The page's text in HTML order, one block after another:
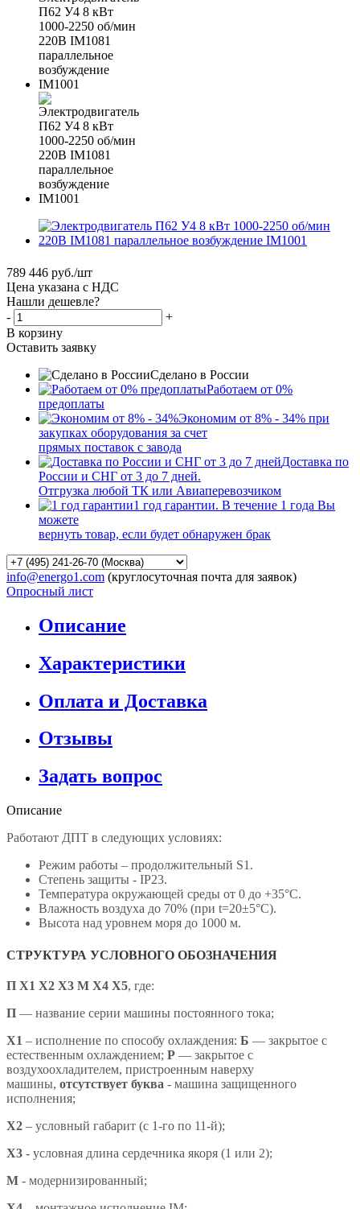
789 446 руб./шт
Цена указана с НДС
Нашли дешевле?
-
+
В корзину
Оставить заявку
Сделано в России
Работаем от 0%
предоплаты
Экономим от 8% - 34% при
закупках оборудования за счет
прямых поставок с завода
Доставка по
России и СНГ от 3 до 7 дней.
Отгрузка любой ТК или Авиаперевозчиком
1 год гарантии. В течение 1 года Вы
можете
вернуть товар, если будет обнаружен брак
info@energo1.com (круглосуточная почта для заявок)
Опросный лист
Описание
Характеристики
Оплата и Доставка
Отзывы
Задать вопрос
Описание
Работают ДПТ в следующих условиях:
Режим работы – продолжительный S1.
Степень защиты - IP23.
Температура окружающей среды от 0 до +35°С.
Влажность воздуха до 70% (при t=20±5°С).
Высота над уровнем моря до 1000 м.
СТРУКТУРА УСЛОВНОГО ОБОЗНАЧЕНИЯ
П Х1 Х2 Х3 М Х4 X5, где:
П — название серии машины постоянного тока;
X1 – исполнение по способу охлаждения: Б — закрытое с
естественным охлаждением; Р — закрытое с
воздухоохладителем, пристроенным наверху
машины, отсутствует буква - машина защищенного
исполнения;
X2 – условный габарит (с 1-го по 11-й);
X3 - условная длина сердечника якоря (1 или 2);
М - модернизированный;